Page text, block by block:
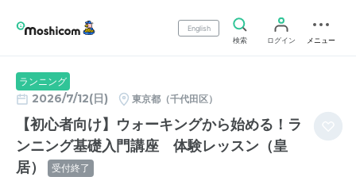
English
検索
ログイン メニュー
ランニング
2026/7/12(日) 東京都（千代田区）
【初心者向け】ウォーキングから始める！ラ
ンニング基礎入門講座 体験レッスン（皇
居）
受付終了